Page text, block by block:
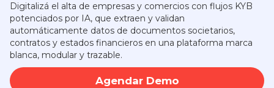
Digitalizá el alta de empresas y comercios con flujos KYB
potenciados por IA, que extraen y validan
automáticamente datos de documentos societarios,
contratos y estados financieros en una plataforma marca
blanca, modular y trazable.
Agendar Demo